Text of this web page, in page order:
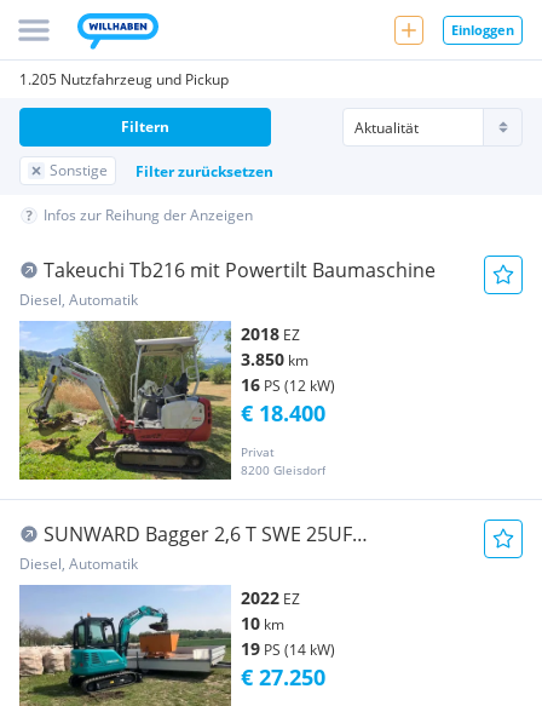
Einloggen
1.205 Nutzfahrzeug und Pickup
Sonstige Filter zurücksetzen
Filtern
Infos zur Reihung der Anzeigen
Takeuchi Tb216 mit Powertilt Baumaschine
Diesel, Automatik
2018 EZ
3.850 km
16 PS (12 kW)
Privat
8200 Gleisdorf
€ 18.400
SUNWARD Bagger 2,6 T SWE 25UF
Baumaschine
Diesel, Automatik
2022 EZ
10 km
19 PS (14 kW)
€ 27.250